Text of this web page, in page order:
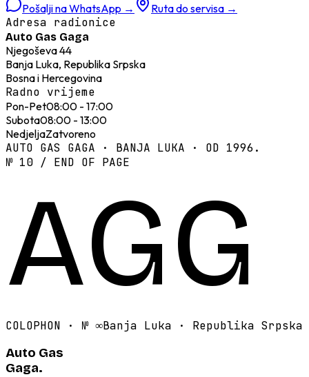
Pošalji na WhatsApp → Ruta do servisa →
Adresa radionice
Auto Gas Gaga
Njegoševa 44
Banja Luka, Republika Srpska
Bosna i Hercegovina
Radno vrijeme
Pon-Pet08:00 - 17:00
Subota08:00 - 13:00
NedjeljaZatvoreno
AUTO GAS GAGA · BANJA LUKA · OD 1996.
№ 10 / END OF PAGE
AGG
COLOPHON · № ∞Banja Luka · Republika Srpska
Auto Gas
Gaga.